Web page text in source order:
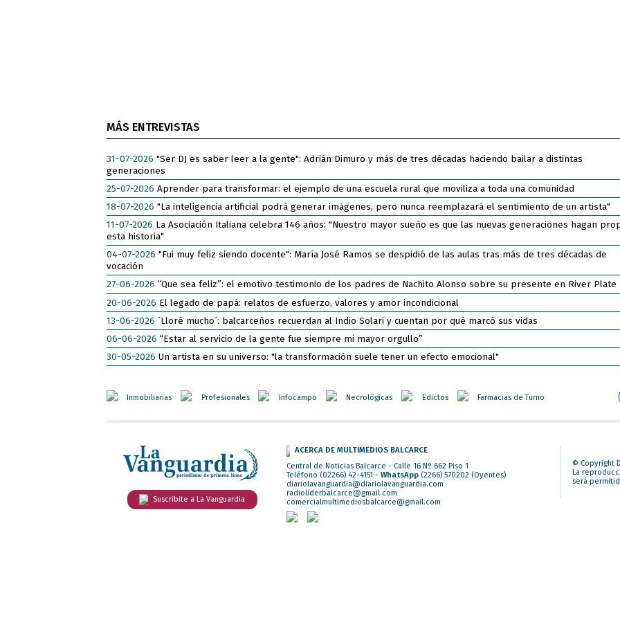
MÁS ENTREVISTAS
31-07-2026 "Ser DJ es saber leer a la gente": Adrián Dimuro y más de tres décadas haciendo bailar a distintas
generaciones
25-07-2026 Aprender para transformar: el ejemplo de una escuela rural que moviliza a toda una comunidad
18-07-2026 "La inteligencia artificial podrá generar imágenes, pero nunca reemplazará el sentimiento de un artista"
11-07-2026 La Asociación Italiana celebra 146 años: "Nuestro mayor sueño es que las nuevas generaciones hagan
esta historia"
04-07-2026 "Fui muy feliz siendo docente": María José Ramos se despidió de las aulas tras más de tres décadas de
vocación
27-06-2026 “Que sea feliz”: el emotivo testimonio de los padres de Nachito Alonso sobre su presente en River Plate
20-06-2026 El legado de papá: relatos de esfuerzo, valores y amor incondicional
13-06-2026 ´Lloré mucho´: balcarceños recuerdan al Indio Solari y cuentan por qué marcó sus vidas
06-06-2026 “Estar al servicio de la gente fue siempre mi mayor orgullo”
30-05-2026 Un artista en su universo: "la transformación suele tener un efecto emocional"
Inmobiliarias Profesionales Infocampo Necrológícas Edictos Farmacias de Turno
Suscribite a La Vanguardia
ACERCA DE MULTIMEDIOS BALCARCE
Central de Noticias Balcarce - Calle 16 Nº 662 Piso 1
Teléfono (02266) 42-4151 - WhatsApp (2266) 570202 (Oyentes)
diariolavanguardia@diariolavanguardia.com
radioliderbalcarce@gmail.com
comercialmultimediosbalcarce@gmail.com
© Copyright
La
será